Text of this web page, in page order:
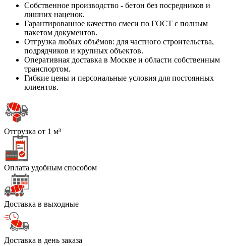
Собственное производство - бетон без посредников и
лишних наценок.
Гарантированное качество смеси по ГОСТ с полным
пакетом документов.
Отгрузка любых объёмов: для частного строительства,
подрядчиков и крупных объектов.
Оперативная доставка в Москве и области собственным
транспортом.
Гибкие цены и персональные условия для постоянных
клиентов.
Отгрузка от 1 м³
Оплата удобным способом
Доставка в выходные
Доставка в день заказа